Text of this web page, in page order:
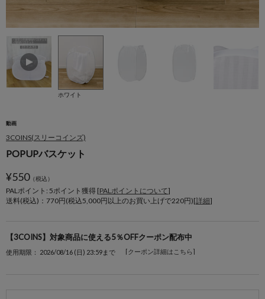
ホワイト
動画
3COINS(スリーコインズ)
POPUPバスケット
¥550（税込）
PALポイント: 5ポイント獲得 [PALポイントについて]
送料(税込)：770円(税込5,000円以上のお買い上げで220円)[詳細]
【3COINS】対象商品に使える5％OFFクーポン配布中
使用期限： 2026/08/16 (日) 23:59まで [クーポン詳細はこちら]